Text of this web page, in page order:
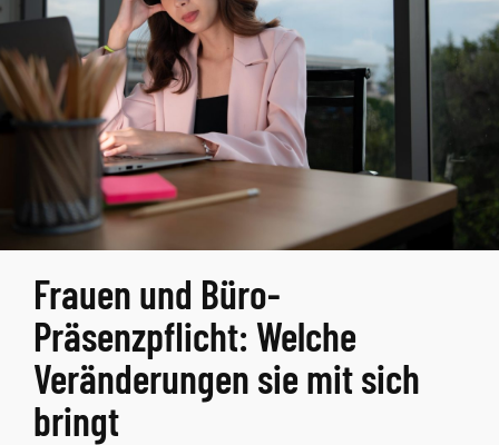
Frauen und Büro-
Präsenzpflicht: Welche
Veränderungen sie mit sich
bringt